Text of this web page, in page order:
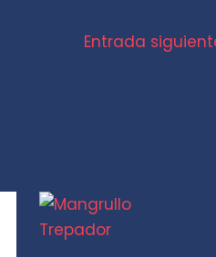
Entrada